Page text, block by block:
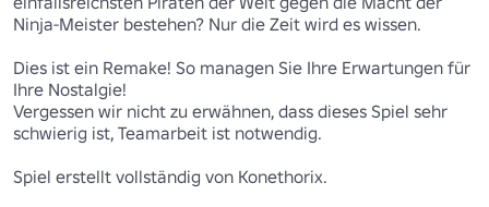
Ninja-Meister bestehen? Nur die Zeit wird es wissen.
Dies ist ein Remake! So managen Sie Ihre Erwartungen für
Ihre Nostalgie!
Vergessen wir nicht zu erwähnen, dass dieses Spiel sehr
schwierig ist, Teamarbeit ist notwendig.
Spiel erstellt vollständig von Konethorix.